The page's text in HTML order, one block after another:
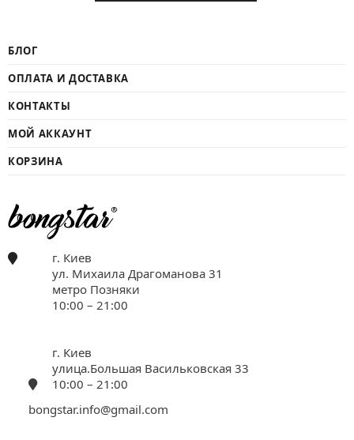
БЛОГ
ОПЛАТА И ДОСТАВКА
КОНТАКТЫ
МОЙ АККАУНТ
КОРЗИНА
г. Киев
ул. Михаила Драгоманова 31
метро Позняки
10:00 – 21:00
г. Киев
улица.Большая Васильковская 33
10:00 – 21:00
bongstar.info@gmail.com